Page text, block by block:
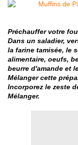
Préchauffer votre
Dans un saladier,
la farine tamisée, le
alimentaire, oeufs,
beurre d'amande et
Mélanger cette
Incorporez le zeste
Mélanger.